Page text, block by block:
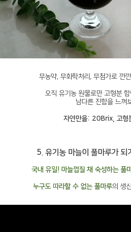
무농약, 무화학처리, 무첨가로 깐
오직 유기농 원물로만 고형분
남다른 진함을 느껴
자연만을: 20Brix, 고
5. 유기농 마늘이 풀마루가
국내 유일! 마늘껍질 채 숙성하는 풀
누구도 따라할 수 없는 풀마루의 생